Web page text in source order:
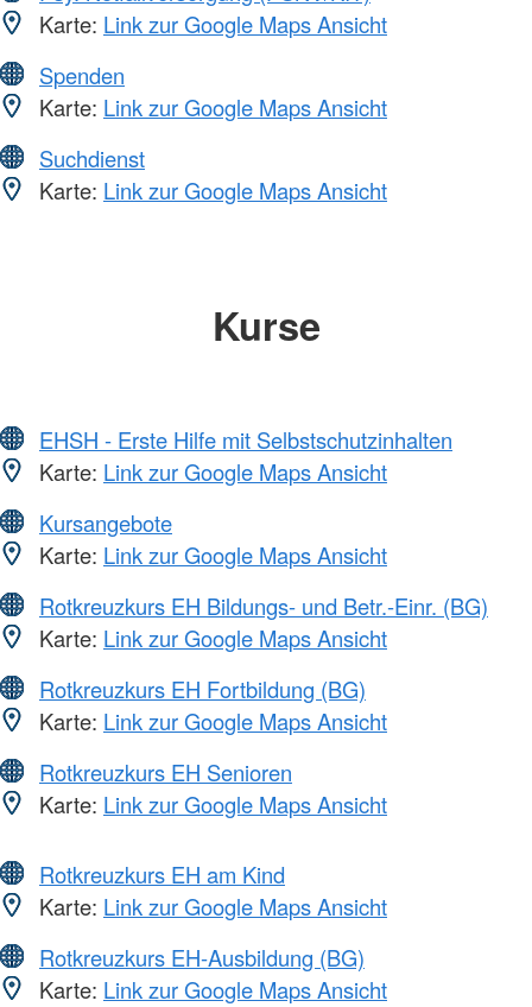
Karte: Link zur Google Maps Ansicht
Spenden
Karte: Link zur Google Maps Ansicht
Suchdienst
Karte: Link zur Google Maps Ansicht
Kurse
EHSH - Erste Hilfe mit Selbstschutzinhalten
Karte: Link zur Google Maps Ansicht
Kursangebote
Karte: Link zur Google Maps Ansicht
Rotkreuzkurs EH Bildungs- und Betr.-Einr. (BG)
Karte: Link zur Google Maps Ansicht
Rotkreuzkurs EH Fortbildung (BG)
Karte: Link zur Google Maps Ansicht
Rotkreuzkurs EH Senioren
Karte: Link zur Google Maps Ansicht
Rotkreuzkurs EH am Kind
Karte: Link zur Google Maps Ansicht
Rotkreuzkurs EH-Ausbildung (BG)
Karte: Link zur Google Maps Ansicht